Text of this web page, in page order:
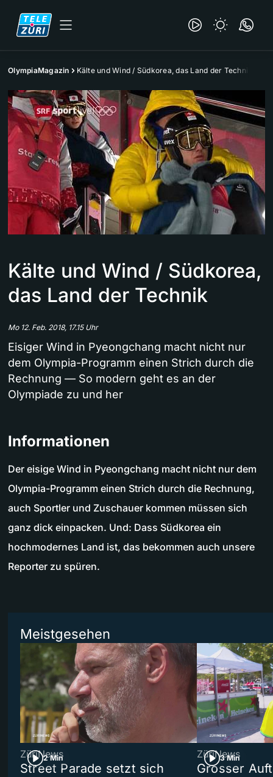
OlympiaMagazin Kälte und Wind / Südkorea, das Land der Technik
Kälte und Wind / Südkorea,
das Land der Technik
Mo 12. Feb. 2018, 17.15 Uhr
Eisiger Wind in Pyeongchang macht nicht nur
dem Olympia-Programm einen Strich durch die
Rechnung — So modern geht es an der
Olympiade zu und her
Informationen
Der eisige Wind in Pyeongchang macht nicht nur dem
Olympia-Programm einen Strich durch die Rechnung,
auch Sportler und Zuschauer kommen müssen sich
ganz dick einpacken. Und: Dass Südkorea ein
hochmodernes Land ist, das bekommen auch unsere
Reporter zu spüren.
Meistgesehen
2 Min
ZüriNews
Street Parade setzt sich
3 Min
ZüriNews
Grosser